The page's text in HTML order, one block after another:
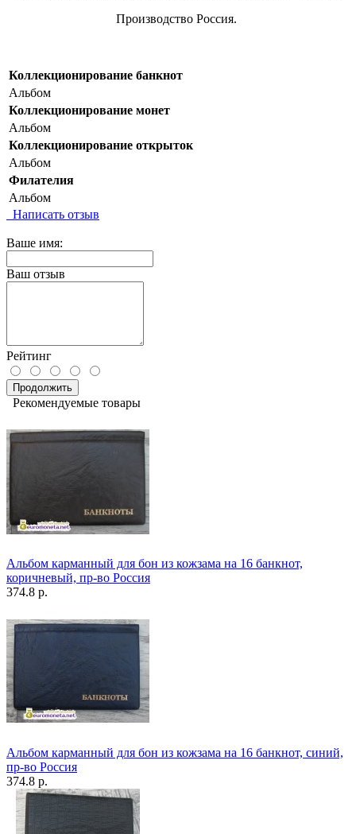
Производство Россия.
Коллекционирование банкнот
Альбом
Коллекционирование монет
Альбом
Коллекционирование открыток
Альбом
Филателия
Альбом
Написать отзыв
Ваше имя:
Ваш отзыв
Рейтинг
Продолжить
Рекомендуемые товары
Альбом карманный для бон из кожзама на 16 банкнот,
коричневый, пр-во Россия
374.8 р.
Альбом карманный для бон из кожзама на 16 банкнот, синий,
пр-во Россия
374.8 р.